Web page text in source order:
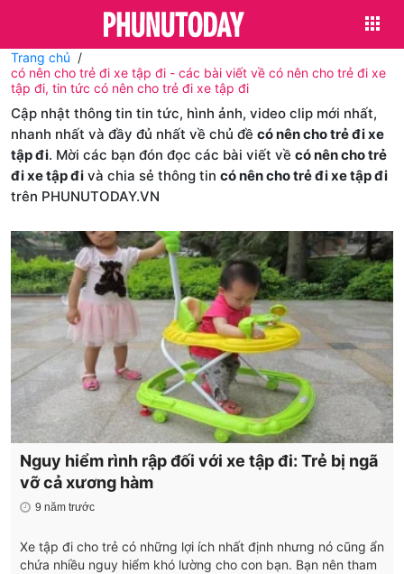
Trang chủ
có nên cho trẻ đi xe tập đi - các bài viết về có nên cho trẻ đi xe
tập đi, tin tức có nên cho trẻ đi xe tập đi
Cập nhật thông tin tin tức, hình ảnh, video clip mới nhất,
nhanh nhất và đầy đủ nhất về chủ đề có nên cho trẻ đi xe
tập đi. Mời các bạn đón đọc các bài viết về có nên cho trẻ
đi xe tập đi và chia sẻ thông tin có nên cho trẻ đi xe tập đi
trên PHUNUTODAY.VN
Nguy hiểm rình rập đối với xe tập đi: Trẻ bị ngã
vỡ cả xương hàm
9 năm trước
Xe tập đi cho trẻ có những lợi ích nhất định nhưng nó cũng ẩn
chứa nhiều nguy hiểm khó lường cho con bạn. Bạn nên tham